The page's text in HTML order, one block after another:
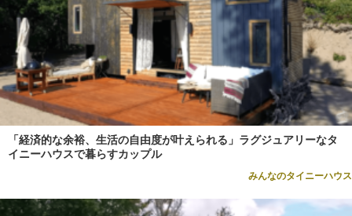
「経済的な余裕、生活の自由度が叶えられる」ラグジュアリーなタ
イニーハウスで暮らすカップル
みんなのタイニーハウス